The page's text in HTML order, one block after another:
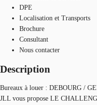
DPE
Localisation et Transports
Brochure
Consultant
Nous contacter
Description
Bureaux à louer : DEBOURG /
JLL vous propose LE